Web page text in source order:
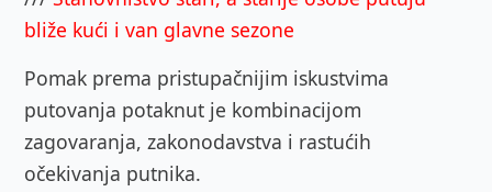
bliže kući i van glavne sezone
Pomak prema pristupačnijim iskustvima
putovanja potaknut je kombinacijom
zagovaranja, zakonodavstva i rastućih
očekivanja putnika.